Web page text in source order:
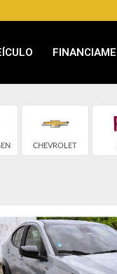
CHEVROLET